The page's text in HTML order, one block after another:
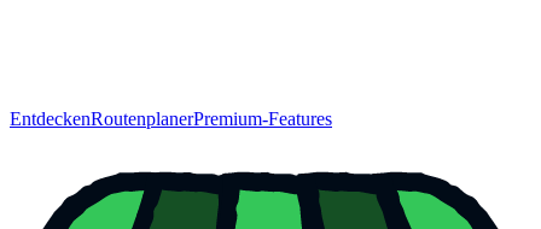
EntdeckenRoutenplanerPremium-Features